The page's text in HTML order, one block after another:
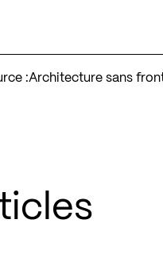
:Architecture sans